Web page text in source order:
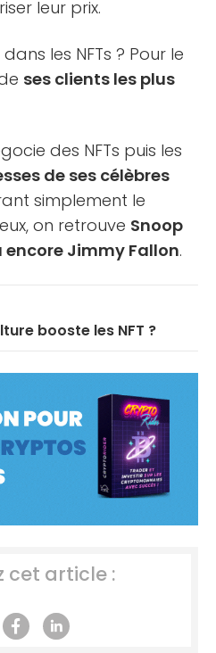
leur prix.
les NFTs ? Pour le
ses clients les plus
des NFTs puis les
de ses célèbres
simplement le
on retrouve Snoop
encore Jimmy Fallon.
booste les NFT ?
cet article :